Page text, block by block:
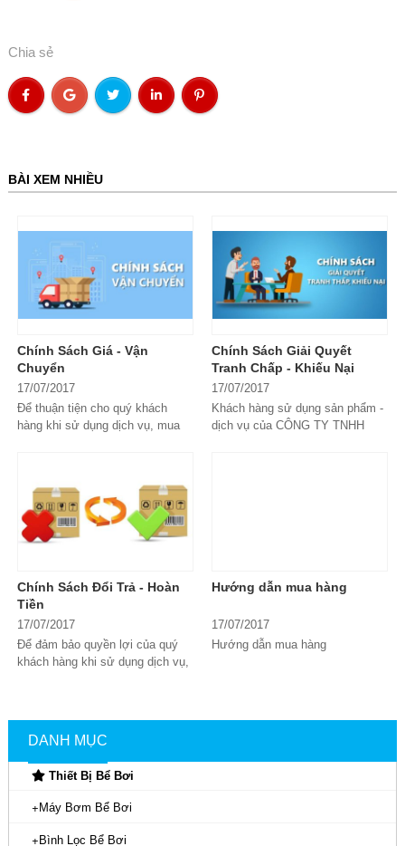
Chia sẻ
BÀI XEM NHIỀU
Chính Sách Giá - Vận
Chuyển
17/07/2017
Để thuận tiện cho quý khách
hàng khi sử dụng dịch vụ, mua
Chính Sách Giải Quyết
Tranh Chấp - Khiếu Nại
17/07/2017
Khách hàng sử dụng sản phẩm -
dịch vụ của CÔNG TY TNHH
Chính Sách Đổi Trả - Hoàn
Tiền
17/07/2017
Để đảm bảo quyền lợi của quý
khách hàng khi sử dụng dịch vụ,
Hướng dẫn mua hàng
17/07/2017
Hướng dẫn mua hàng
DANH MỤC
Thiết Bị Bể Bơi
Máy Bơm Bể Bơi
Bình Lọc Bể Bơi